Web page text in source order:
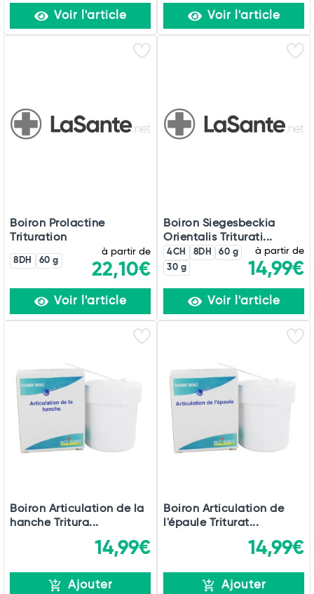
Voir l'article Voir l'article
Boiron Prolactine
Trituration
8DH 60 g
à partir de
22,10€
Voir l'article
Boiron Siegesbeckia
Orientalis Triturati...
4CH 8DH
60 g
30 g
à partir de
14,99€
Voir l'article
Boiron Articulation de la
hanche Tritura...
14,99€
Ajouter
Boiron Articulation de
l'épaule Triturat...
14,99€
Ajouter